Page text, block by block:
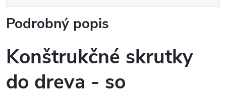
Podrobný popis
Konštrukčné skrutky
do dreva - so